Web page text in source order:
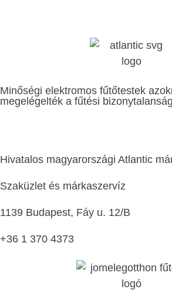
Minőségi elektromos fűtőtestek
megelégelték a fűtési
Hivatalos magyarországi Atlantic
Szaküzlet és márkaszervíz
1139 Budapest, Fáy u. 12/B
+36 1 370 4373